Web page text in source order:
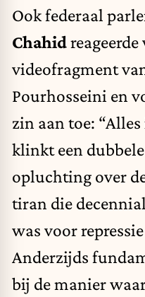
Ook federaal
Chahidreageerde
videofragment
Pourhosseini en
zin aan toe:
klinkt een
opluchting over
tiran die
was voor
Anderzijds
bij de manier